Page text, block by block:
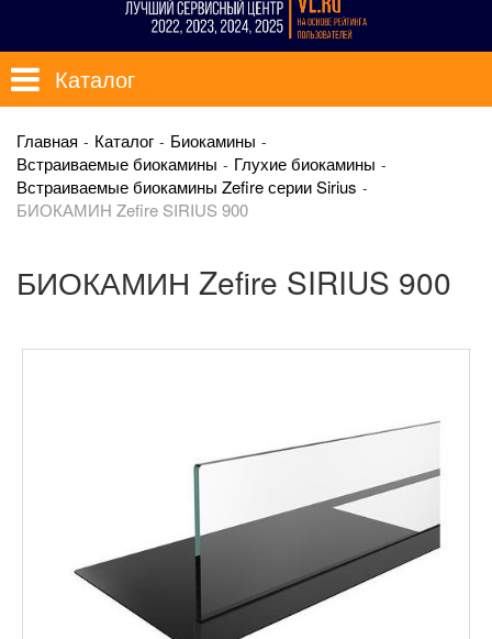
Каталог
Главная Каталог
Биокамины
Встраиваемые биокамины
Глухие биокамины
Встраиваемые биокамины Zefire серии Sirius
БИОКАМИН Zefire SIRIUS 900
БИОКАМИН Zefire SIRIUS 900